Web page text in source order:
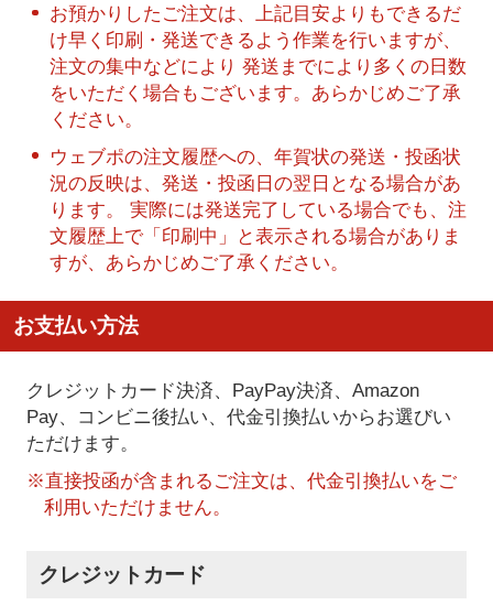
お預かりしたご注文は、上記目安よりもできるだ
け早く印刷・発送できるよう作業を行いますが、
注文の集中などにより 発送までにより多くの日数
をいただく場合もございます。あらかじめご了承
ください。
ウェブポの注文履歴への、年賀状の発送・投函状
況の反映は、発送・投函日の翌日となる場合があ
ります。 実際には発送完了している場合でも、注
文履歴上で「印刷中」と表示される場合がありま
すが、あらかじめご了承ください。
お支払い方法
クレジットカード決済、PayPay決済、Amazon
Pay、コンビニ後払い、代金引換払いからお選びい
ただけます。
※直接投函が含まれるご注文は、代金引換払いをご
利用いただけません。
クレジットカード